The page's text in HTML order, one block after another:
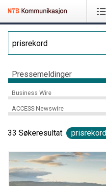
Pressemeldinger
Business Wire
ACCESS Newswire
33 Søkeresultat prisrekord